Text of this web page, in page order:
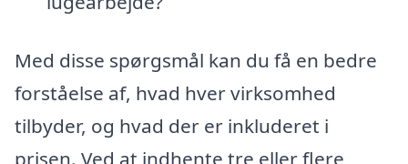
Med disse spørgsmål kan du få en bedre
forståelse af, hvad hver virksomhed
tilbyder, og hvad der er inkluderet i
prisen. Ved at indhente tre eller flere